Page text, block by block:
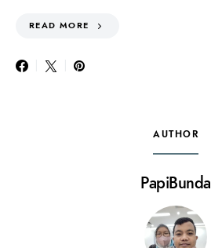
READ MORE
AUTHOR
PapiBunda